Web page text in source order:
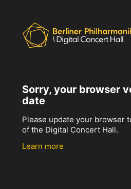
Sorry, your browser
date
Please update your browser
of the Digital Concert Hall.
Learn more